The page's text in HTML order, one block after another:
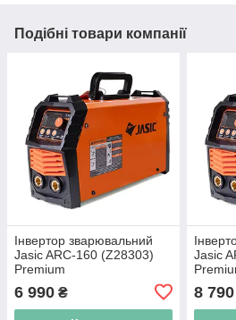
Подібні товари компанії
Інвертор зварювальний
Jasic ARC-160 (Z28303)
Premium
6 990 ₴
Jasic
8 790